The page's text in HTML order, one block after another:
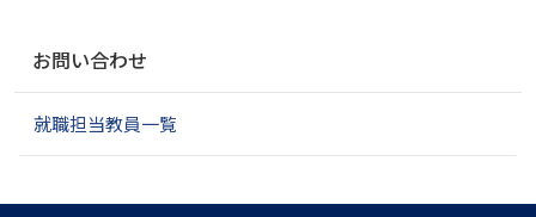
ゲ
シ
お問い合わせ
就職担当教員一覧